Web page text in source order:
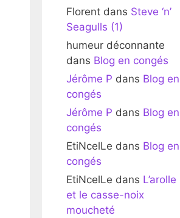
Florent dans Steve ‘n’
Seagulls (1)
humeur déconnante
dans Blog en congés
Jérôme P dans Blog en
congés
Jérôme P dans Blog en
congés
EtiNcelLe dans Blog en
congés
EtiNcelLe dans L’arolle
et le casse-noix
moucheté